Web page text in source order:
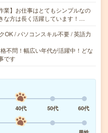
業】お仕事はとてもシンプルなの
な方は長く活躍しています！…
OK / パソコンスキル不要 / 英語力
不問！幅広い年代が活躍中！どな
です
40代 50代
60代